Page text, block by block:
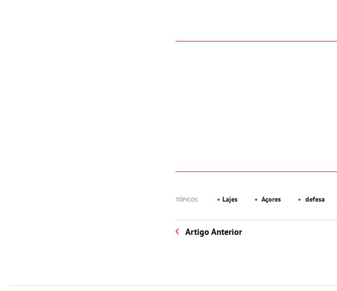
TÓPICOS Lajes Açores defesa
Artigo Anterior